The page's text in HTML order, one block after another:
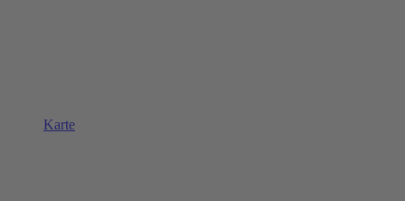
Karte